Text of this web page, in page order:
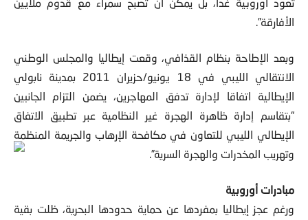
الأفارقة”.
وبعد الإطاحة بنظام القذافي، وقعت إيطاليا والمجلس الوطني
الانتقالي الليبي في 18 يونيو/حزيران 2011 بمدينة نابولي
الإيطالية اتفاقا لإدارة تدفق المهاجرين، يضمن التزام الجانبين
“بتقاسم إدارة ظاهرة الهجرة غير النظامية عبر تطبيق الاتفاق
الإيطالي الليبي للتعاون في مكافحة الإرهاب والجريمة المنظمة
وتهريب المخدرات والهجرة السرية”.
مبادرات أوروبية
ورغم عجز إيطاليا بمفردها عن حماية حدودها البحرية، ظلت بقية